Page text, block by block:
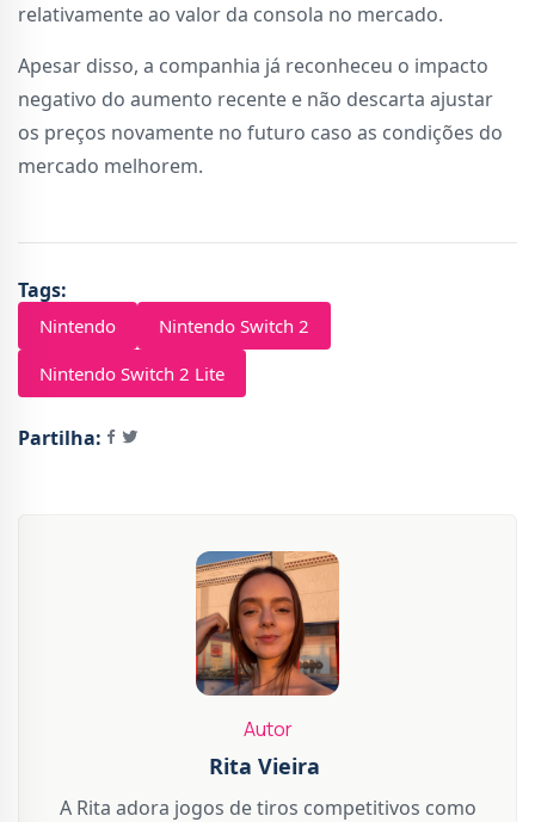
relativamente ao valor da consola no mercado.
Apesar disso, a companhia já reconheceu o impacto
negativo do aumento recente e não descarta ajustar
os preços novamente no futuro caso as condições do
mercado melhorem.
Tags:
Nintendo
Nintendo Switch 2
Nintendo Switch 2 Lite
Partilha:
Autor
Rita Vieira
A Rita adora jogos de tiros competitivos como